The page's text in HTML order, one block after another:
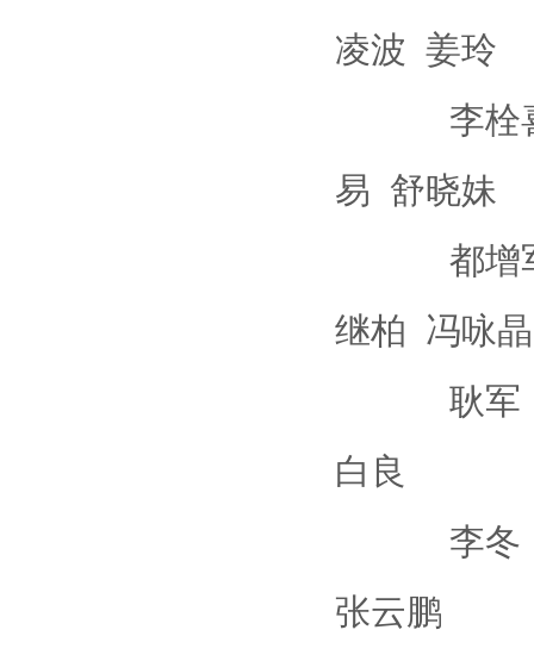
凌波 姜玲
李栓喜
易 舒晓妹
都增军
继柏 冯咏晶
耿军 李
白良
李冬 欧
张云鹏